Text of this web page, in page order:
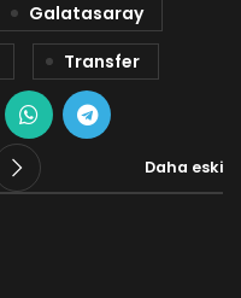
Galatasaray
Transfer
Daha eski